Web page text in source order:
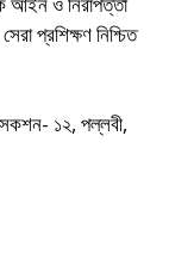
প্রশিক্ষণ নিশ্চিত
১২, পল্লবী,